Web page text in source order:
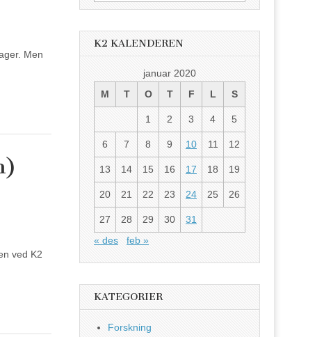
Men
ved K2
K2 KALENDEREN
januar 2020
M
T O T F L S
1 2 3 4 5
6 7 8 9 10 11 12
13 14 15 16 17 18 19
20 21 22 23 24 25 26
27 28 29 30
31
« des
feb »
KATEGORIER
Forskning